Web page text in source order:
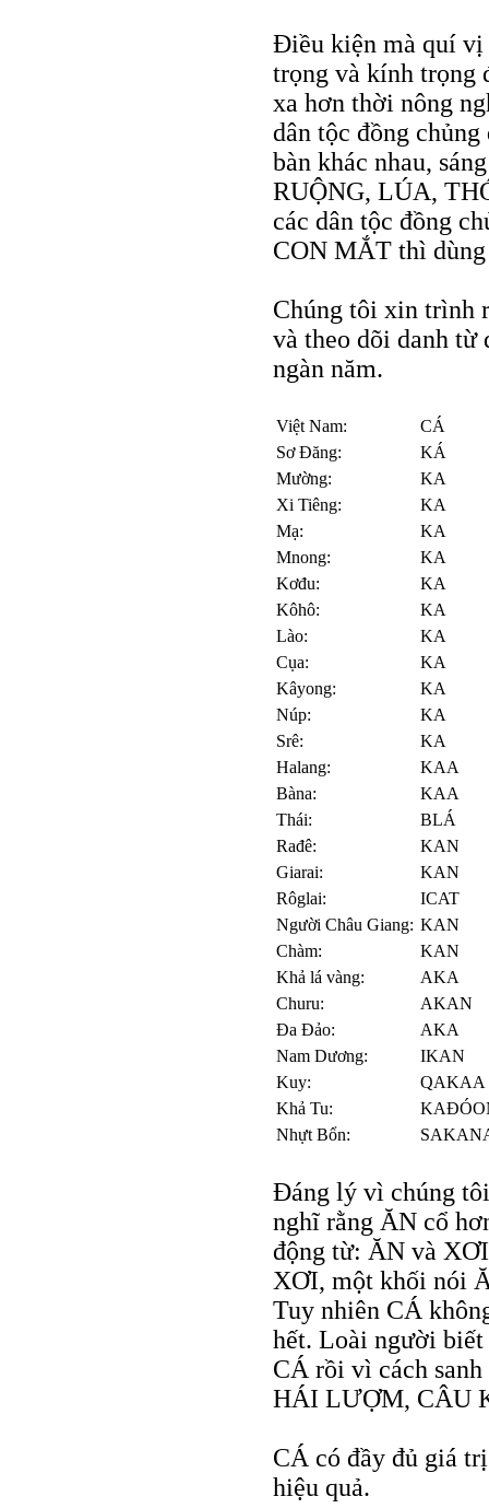
Điều kiện mà quí vị
trọng và kính trọng
xa hơn thời nông
dân tộc đồng
bàn khác nhau,
RUỘNG, LÚA,
các dân tộc đồng
CON MẮT thì
Chúng tôi xin trình
và theo dõi danh từ
ngàn năm.
Việt Nam:
CÁ
Sơ Đăng:
KÁ
Mường:
KA
Xi Tiêng:
KA
Mạ:
KA
Mnong:
KA
Kơđu:
KA
Kôhô:
KA
Lào:
KA
Cụa:
KA
Kâyong:
KA
Núp:
KA
Srê:
KA
Halang:
KAA
Bàna:
KAA
Thái:
BLÁ
Rađê:
KAN
Giarai:
KAN
Rôglai:
ICAT
Người Châu Giang: KAN
Chàm:
KAN
Khả lá vàng:
AKA
Churu:
AKAN
Đa Đảo:
AKA
Nam Dương:
IKAN
Kuy:
QAKAA
Khả Tu:
Nhựt Bổn:
Đáng lý vì chúng
nghĩ rằng ĂN cổ
động từ: ĂN và
XƠI, một khối nói
Tuy nhiên CÁ
hết. Loài người biết
CÁ rồi vì cách
HÁI LƯỢM, CÂU
CÁ có đầy đủ giá
hiệu quả.